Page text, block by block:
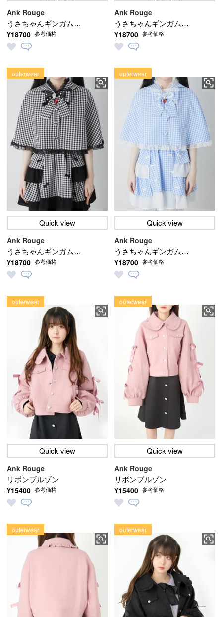
うさちゃんギンガムケ
ープ
Ank Rouge
¥18700 参考価格
うさちゃんギンガムケ
ープ
Ank Rouge
¥18700 参考価格
Quick view
うさちゃんギンガムケ
ープ
Ank Rouge
¥18700 参考価格
outerwear
Quick view
うさちゃんギンガムケ
ープ
Ank Rouge
¥18700 参考価格
outerwear
Quick view
リボンブルゾン
Ank Rouge
¥15400 参考価格
outerwear
Quick view
リボンブルゾン
Ank Rouge
¥15400 参考価格
outerwear
outerwear outerwear